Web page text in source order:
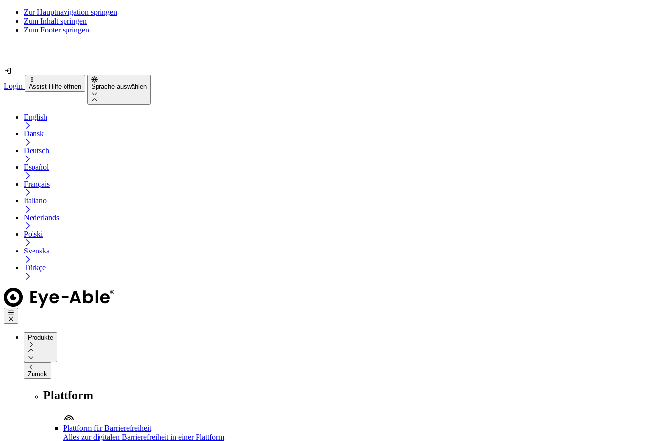
Zur Hauptnavigation springen
Zum Inhalt springen
Zum Footer springen
Login Assist Hilfe öffnen Sprache auswählen
English
Dansk
Deutsch
Español
Français
Italiano
Nederlands
Polski
Svenska
Türkçe
Produkte
Zurück
Plattform
Plattform für Barrierefreiheit
Alles zur digitalen Barrierefreiheit in einer Plattform